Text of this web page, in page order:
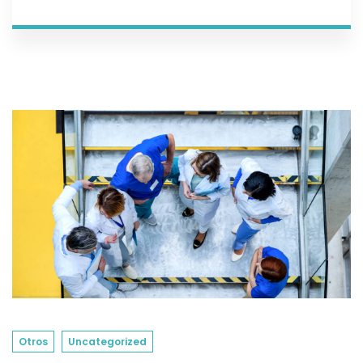
Otros Uncategorized